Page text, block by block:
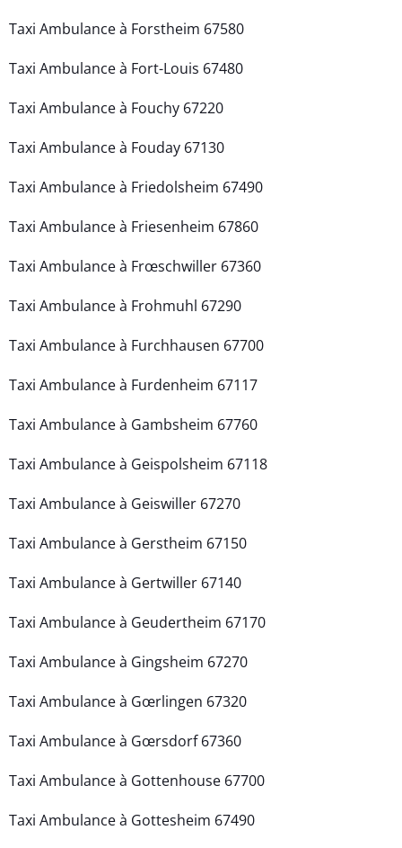
Taxi Ambulance à Forstheim 67580
Taxi Ambulance à Fort-Louis 67480
Taxi Ambulance à Fouchy 67220
Taxi Ambulance à Fouday 67130
Taxi Ambulance à Friedolsheim 67490
Taxi Ambulance à Friesenheim 67860
Taxi Ambulance à Frœschwiller 67360
Taxi Ambulance à Frohmuhl 67290
Taxi Ambulance à Furchhausen 67700
Taxi Ambulance à Furdenheim 67117
Taxi Ambulance à Gambsheim 67760
Taxi Ambulance à Geispolsheim 67118
Taxi Ambulance à Geiswiller 67270
Taxi Ambulance à Gerstheim 67150
Taxi Ambulance à Gertwiller 67140
Taxi Ambulance à Geudertheim 67170
Taxi Ambulance à Gingsheim 67270
Taxi Ambulance à Gœrlingen 67320
Taxi Ambulance à Gœrsdorf 67360
Taxi Ambulance à Gottenhouse 67700
Taxi Ambulance à Gottesheim 67490